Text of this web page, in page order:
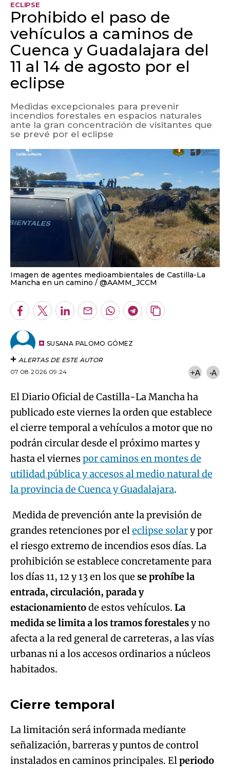
ECLIPSE
Prohibido el paso de
vehículos a caminos de
Cuenca y Guadalajara del
11 al 14 de agosto por el
eclipse
Medidas excepcionales para prevenir
incendios forestales en espacios naturales
ante la gran concentración de visitantes que
se prevé por el eclipse
Imagen de agentes medioambientales de Castilla-La
Mancha en un camino
@AAMM_JCCM
Facebook
TwitterLinkedInEnviarWhatsapp
Telegram
Copiar
SUSANA PALOMO GÓMEZ
ALERTAS DE ESTE AUTOR
07.08.2026 09:24
+A -A
El Diario Oficial de Castilla-La Mancha ha
publicado este viernes la orden que establece
el cierre temporal a vehículos a motor que no
podrán circular desde el próximo martes y
hasta el viernespor caminos en montes de
utilidad pública y accesos al medio natural de
la provincia de Cuenca y Guadalajara.
Medida de prevención ante la previsión de
grandes retenciones por eleclipse solary por
el riesgo extremo de incendios esos días. La
prohibición se establece concretamente para
los días 11, 12 y 13 en los que se prohíbe la
entrada, circulación, parada y
estacionamientode estos vehículos. La
medida se limita a los tramos forestalesy no
afecta a la red general de carreteras, a las vías
urbanas ni a los accesos ordinarios a núcleos
habitados.
Try again
Cierre temporal
La limitación será informada mediante
señalización, barreras y puntos de control
instalados en caminos principales. Elperiodo